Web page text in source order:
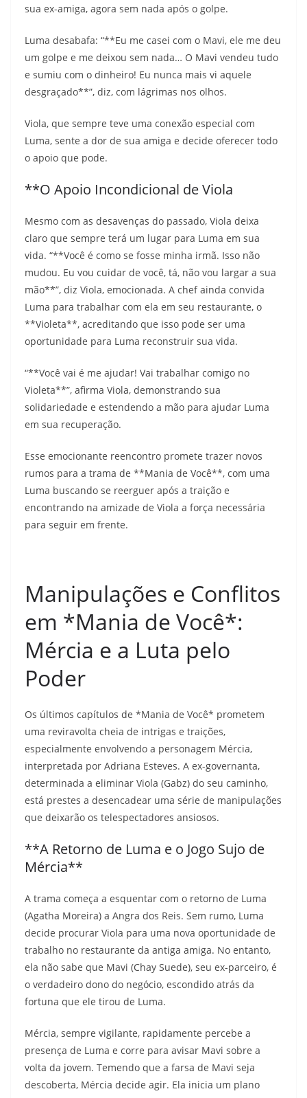
sua ex-amiga, agora sem nada após o golpe.
Luma desabafa: “**Eu me casei com o Mavi, ele me deu
um golpe e me deixou sem nada… O Mavi vendeu tudo
e sumiu com o dinheiro! Eu nunca mais vi aquele
desgraçado**”, diz, com lágrimas nos olhos.
Viola, que sempre teve uma conexão especial com
Luma, sente a dor de sua amiga e decide oferecer todo
o apoio que pode.
**O Apoio Incondicional de Viola
Mesmo com as desavenças do passado, Viola deixa
claro que sempre terá um lugar para Luma em sua
vida. “**Você é como se fosse minha irmã. Isso não
mudou. Eu vou cuidar de você, tá, não vou largar a sua
mão**”, diz Viola, emocionada. A chef ainda convida
Luma para trabalhar com ela em seu restaurante, o
**Violeta**, acreditando que isso pode ser uma
oportunidade para Luma reconstruir sua vida.
“**Você vai é me ajudar! Vai trabalhar comigo no
Violeta**”, afirma Viola, demonstrando sua
solidariedade e estendendo a mão para ajudar Luma
em sua recuperação.
Esse emocionante reencontro promete trazer novos
rumos para a trama de **Mania de Você**, com uma
Luma buscando se reerguer após a traição e
encontrando na amizade de Viola a força necessária
para seguir em frente.
Manipulações e Conflitos
em *Mania de Você*:
Mércia e a Luta pelo
Poder
Os últimos capítulos de *Mania de Você* prometem
uma reviravolta cheia de intrigas e traições,
especialmente envolvendo a personagem Mércia,
interpretada por Adriana Esteves. A ex-governanta,
determinada a eliminar Viola (Gabz) do seu caminho,
está prestes a desencadear uma série de manipulações
que deixarão os telespectadores ansiosos.
**A Retorno de Luma e o Jogo Sujo de
Mércia**
A trama começa a esquentar com o retorno de Luma
(Agatha Moreira) a Angra dos Reis. Sem rumo, Luma
decide procurar Viola para uma nova oportunidade de
trabalho no restaurante da antiga amiga. No entanto,
ela não sabe que Mavi (Chay Suede), seu ex-parceiro, é
o verdadeiro dono do negócio, escondido atrás da
fortuna que ele tirou de Luma.
Mércia, sempre vigilante, rapidamente percebe a
presença de Luma e corre para avisar Mavi sobre a
volta da jovem. Temendo que a farsa de Mavi seja
descoberta, Mércia decide agir. Ela inicia um plano